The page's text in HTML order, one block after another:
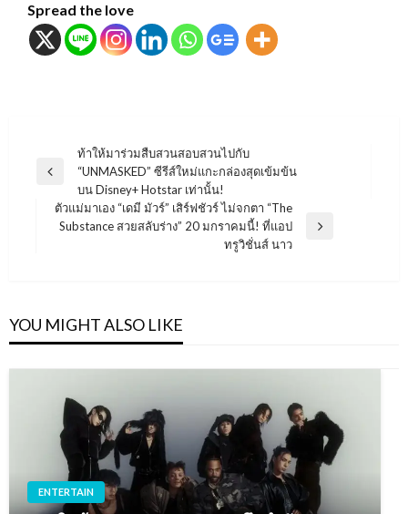
Spread the love
แนะแนว
เรื่อง
Previous
ท้าให้มาร่วมสืบสวนสอบสวนไปกับ
“UNMASKED” ซีรีส์ใหม่แกะกล่องสุดเข้มข้น
บน Disney+ Hotstar เท่านั้น!
Next
ตัวแม่มาเอง “เดมี มัวร์” เสิร์ฟชัวร์ ไม่จกตา “The
Substance สวยสลับร่าง” 20 มกราคมนี้! ที่แอป
ทรูวิชั่นส์ นาว
YOU MIGHT ALSO LIKE
ENTERTAIN